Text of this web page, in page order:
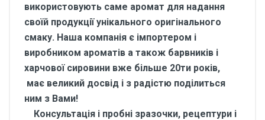
використовують саме аромат для надання
своїй продукції унікального оригінального
смаку. Наша компанія є імпортером і
виробником ароматів а також барвників і
харчової сировини вже більше 20ти років,
має великий досвід і з радістю поділиться
ним з Вами!
Консультація і пробні зразочки, рецептури і